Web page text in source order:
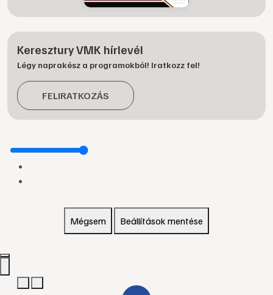
Keresztury VMK hírlevél
Légy naprakész a programokból! Iratkozz fel!
FELIRATKOZÁS
Mégsem Beállítások mentése